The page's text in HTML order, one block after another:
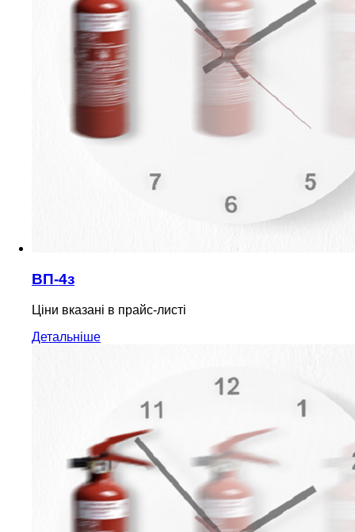
ВП-4з
Ціни вказані в прайс-листі
Детальніше